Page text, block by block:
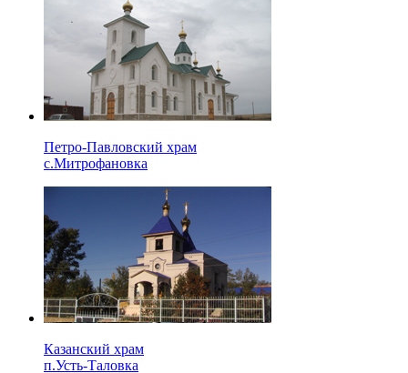
Петро-Павловский храм
с.Митрофановка
Казанский храм
п.Усть-Таловка